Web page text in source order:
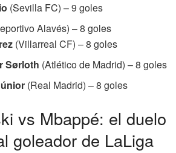
(Sevilla FC) – 9 goles
Alavés) – 8 goles
(Villarreal CF) – 8 goles
Sørloth (Atlético de Madrid) – 8 goles
(Real Madrid) – 8 goles
vs Mbappé: el duelo
goleador de LaLiga